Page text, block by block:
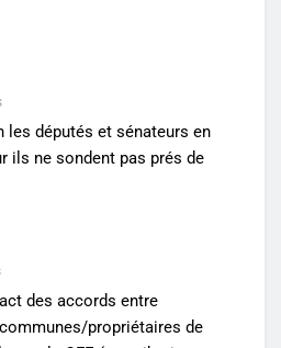
les députés et sénateurs en
ils ne sondent pas prés de
des accords entre
propriétaires de